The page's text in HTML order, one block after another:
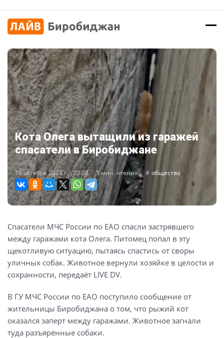
Кота Олега вытащили из гаражей
спасатели в Биробиджане
16 октября 2024 г. - 20:00 1 мин. чтения общество
Спасатели МЧС России по ЕАО спасли застрявшего
между гаражами кота Олега. Питомец попал в эту
щекотливую ситуацию, пытаясь спастись от своры
уличных собак. Животное вернули хозяйке в целости и
сохранности, передаёт LIVE DV.
В ГУ МЧС России по ЕАО поступило сообщение от
жительницы Биробиджана о том, что рыжий кот
оказался заперт между гаражами. Животное загнали
туда разъярённые собаки.